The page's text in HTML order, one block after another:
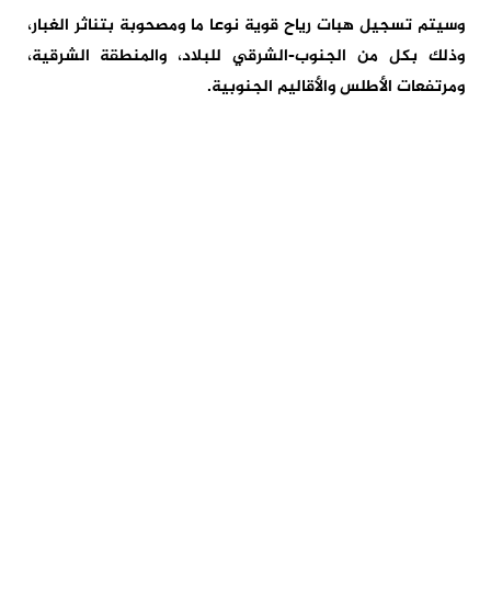
وسيتم تسجيل هبات رياح قوية نوعا ما ومصحوبة بتناثر الغبار،
وذلك بكل من الجنوب-الشرقي للبلاد، والمنطقة الشرقية،
ومرتفعات الأطلس والأقاليم الجنوبية.